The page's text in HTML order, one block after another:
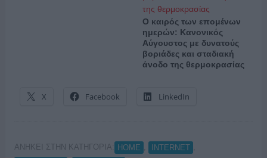
Ο καιρός των επομένων
ημερών: Κανονικός
Αύγουστος με δυνατούς
βοριάδες και σταδιακή
άνοδο της θερμοκρασίας
X Facebook LinkedIn
ΑΝΗΚΕΙ ΣΤΗΝ ΚΑΤΗΓΟΡΙΑ: HOME INTERNET